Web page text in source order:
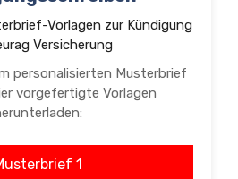
Vorlagen zur Kündigung
Versicherung
personalisierten Musterbrief
vorgefertigte Vorlagen
1